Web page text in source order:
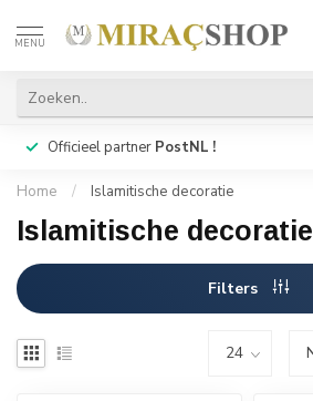
MENU
Officieel partner PostNL !
Home / Islamitische decoratie
Islamitische decoratie
Filters